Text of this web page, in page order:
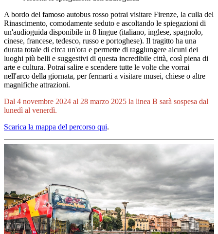
A bordo del famoso autobus rosso potrai visitare Firenze, la culla del
Rinascimento, comodamente seduto e ascoltando le spiegazioni di
un'audioguida disponibile in 8 lingue (italiano, inglese, spagnolo,
cinese, francese, tedesco, russo e portoghese). Il tragitto ha una
durata totale di circa un'ora e permette di raggiungere alcuni dei
luoghi più belli e suggestivi di questa incredibile città, così piena di
arte e cultura. Potrai salire e scendere tutte le volte che vorrai
nell'arco della giornata, per fermarti a visitare musei, chiese o altre
magnifiche attrazioni.
Dal 4 novembre 2024 al 28 marzo 2025 la linea B sarà sospesa dal
lunedì al venerdì.
Scarica la mappa del percorso qui.